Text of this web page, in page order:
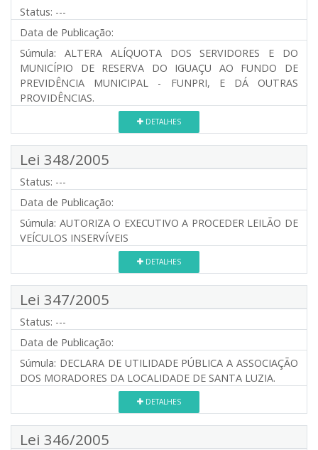
Status: ---
Data de Publicação:
Súmula: ALTERA ALÍQUOTA DOS SERVIDORES E DO
MUNICÍPIO DE RESERVA DO IGUAÇU AO FUNDO DE
PREVIDÊNCIA MUNICIPAL - FUNPRI, E DÁ OUTRAS
PROVIDÊNCIAS.
DETALHES
Lei 348/2005
Status: ---
Data de Publicação:
Súmula: AUTORIZA O EXECUTIVO A PROCEDER LEILÃO DE
VEÍCULOS INSERVÍVEIS
DETALHES
Lei 347/2005
Status: ---
Data de Publicação:
Súmula: DECLARA DE UTILIDADE PÚBLICA A ASSOCIAÇÃO
DOS MORADORES DA LOCALIDADE DE SANTA LUZIA.
DETALHES
Lei 346/2005